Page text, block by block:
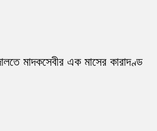
মাদকসেবীর এক মাসের কারাদণ্ড